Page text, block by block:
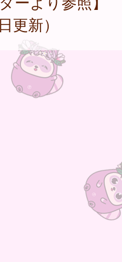
更新）